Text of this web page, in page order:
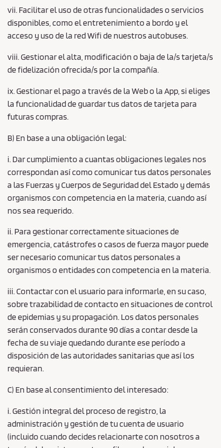
vii. Facilitar el uso de otras funcionalidades o servicios
disponibles, como el entretenimiento a bordo y el
acceso y uso de la red Wifi de nuestros autobuses.
viii. Gestionar el alta, modificación o baja de la/s tarjeta/s
de fidelización ofrecida/s por la compañía.
ix. Gestionar el pago a través de la Web o la App, si eliges
la funcionalidad de guardar tus datos de tarjeta para
futuras compras.
B) En base a una obligación legal:
i. Dar cumplimiento a cuantas obligaciones legales nos
correspondan así como comunicar tus datos personales
a las Fuerzas y Cuerpos de Seguridad del Estado y demás
organismos con competencia en la materia, cuando así
nos sea requerido.
ii. Para gestionar correctamente situaciones de
emergencia, catástrofes o casos de fuerza mayor puede
ser necesario comunicar tus datos personales a
organismos o entidades con competencia en la materia.
iii. Contactar con el usuario para informarle, en su caso,
sobre trazabilidad de contacto en situaciones de control
de epidemias y su propagación. Los datos personales
serán conservados durante 90 días a contar desde la
fecha de su viaje quedando durante ese período a
disposición de las autoridades sanitarias que así los
requieran.
C) En base al consentimiento del interesado:
i. Gestión integral del proceso de registro, la
administración y gestión de tu cuenta de usuario
(incluido cuando decides relacionarte con nosotros a